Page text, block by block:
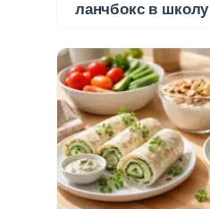
ланчбокс в школу